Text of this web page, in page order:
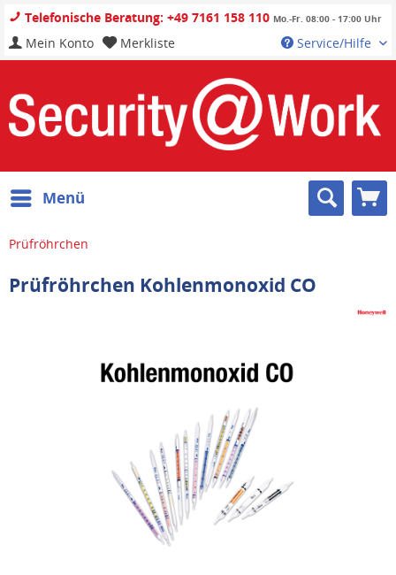
Telefonische Beratung: +49 7161 158 110 Mo.-Fr. 08:00 - 17:00 Uhr
Service/Hilfe
Mein Konto Merkliste
Menü
Prüfröhrchen
Prüfröhrchen Kohlenmonoxid CO